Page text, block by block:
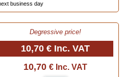
business day
Degressive price!
10,70 € Inc. VAT
10,70 € Inc. VAT